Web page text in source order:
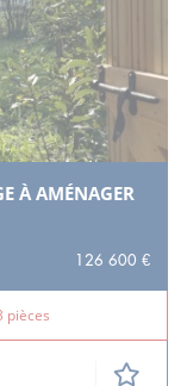
À AMÉNAGER
126 600 €
pièces